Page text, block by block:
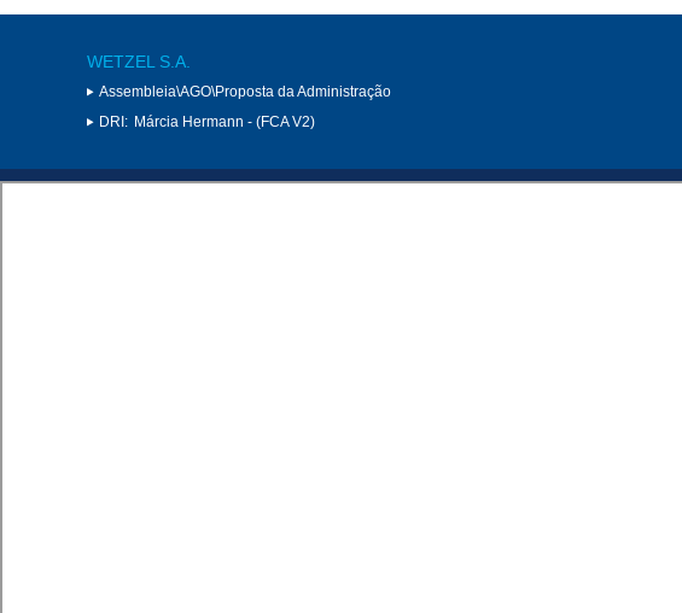
WETZEL S.A.
Assembleia\AGO\Proposta da Administração
DRI: Márcia Hermann - (FCA V2)